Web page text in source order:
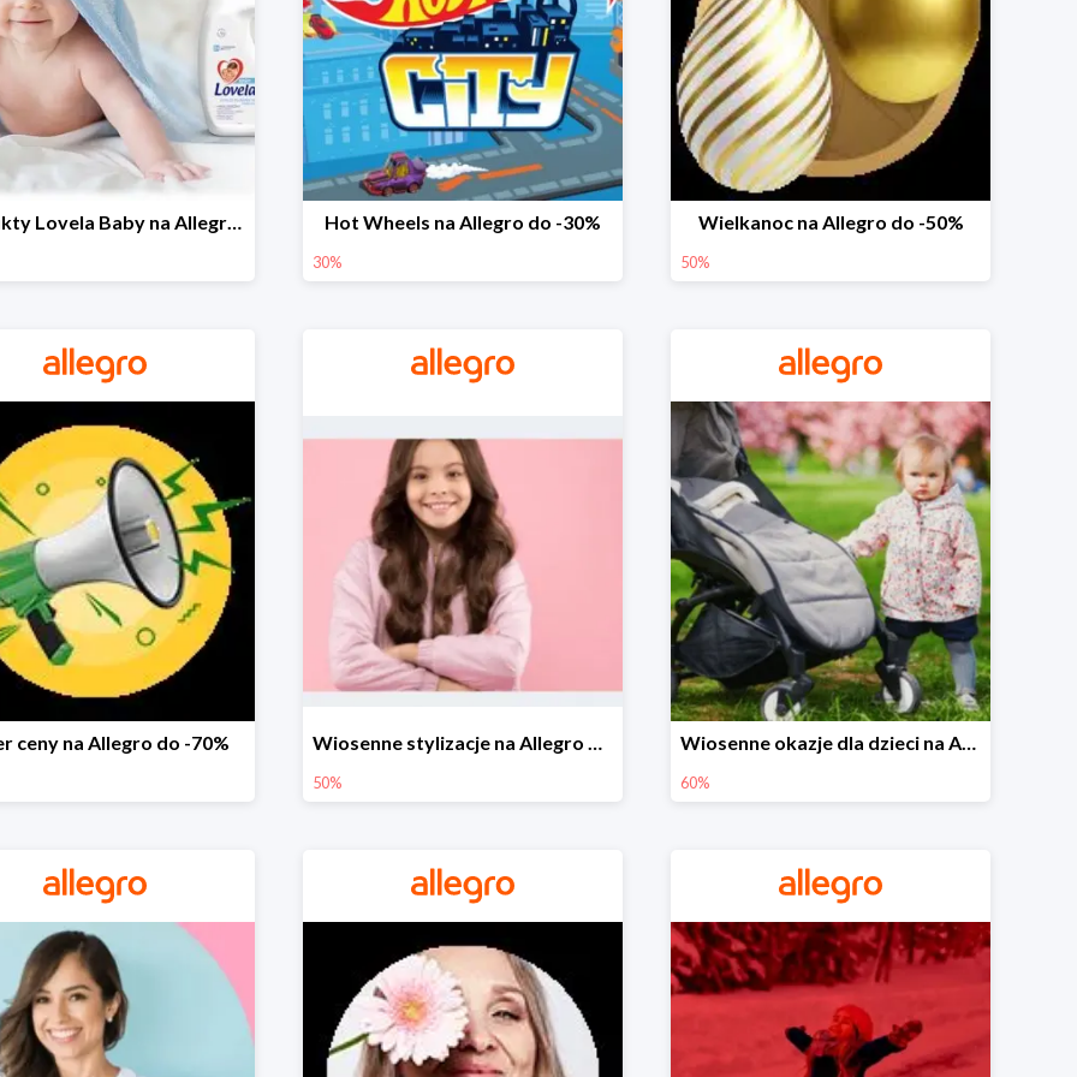
Produkty Lovela Baby na Allegro do -30% Hot Wheels na Allegro do -30%
30%
Wielkanoc na Allegro do -50%
50%
ceny na Allegro do -70% Wiosenne stylizacje na Allegro do -50%
50%
Wiosenne okazje dla dzieci na Allegro do -60%
60%